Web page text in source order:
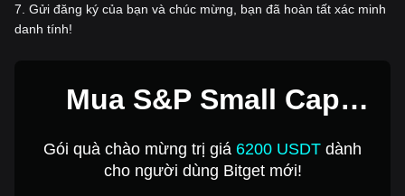
7 Gửi đăng ký của bạn và chúc mừng, bạn đã hoàn tất xác minh
danh tính!
Mua S&P Small Cap
Tokenised ETF (xStock)
với 1 USD
Gói quà chào mừng trị giá 6200 USDT dành
cho người dùng Bitget mới!